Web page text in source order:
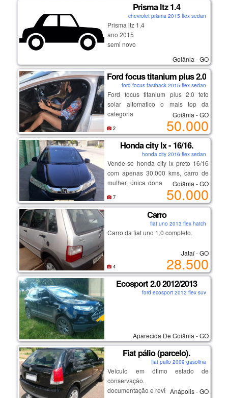
Prisma ltz 1.4
chevrolet prisma 2015 flex sedan
Prisma ltz 1.4
ano 2015
semi novo
semi leilão sem sinistro
interessados telefone 62 9 8123-
5039
Goiânia - GO
Ford focus titanium plus 2.0
ford focus fastback 2015 flex sedan
Ford focus titanium plus 2.0 teto
solar altomatico o mais top da
categoria
Goiânia - GO
50.000
2
Honda city lx - 16/16.
honda city 2016 flex sedan
Vende-se honda city lx preto 16/16
com apenas 30.000 kms, carro de
mulher, única dona, tirado 0 km na
tecar honda, com manual, câmbio
automático, ar condicionado, chave
reserva, completo, carro impecável,
com todas as revisões feitas na
concessionárias, nunca batido
na lataria), preço abaixo da tabela
fipe, carro muito novo e conservado
- valor: r$ 50.000 (valor negociável).
(62) 98249-1582 (whatsapp)
Goiânia - GO
50.000
7
Carro
fiat uno 2013 flex hatch
Carro da fiat uno 1.0 completo.
Jataí - GO
28.500
4
Ecosport 2.0 2012/2013
ford ecosport 2012 flex suv
Aparecida De Goiânia - GO
Fiat pálio (parcelo).
fiat palio 2009 gasolina
Veículo em ótimo estado de
conservação.
documentação e revisão em dias.
Anápolis - GO